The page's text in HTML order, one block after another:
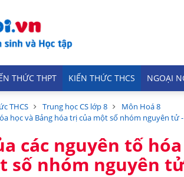
THỨC THPT KIẾN THỨC THCS NGOẠI
THCS Trung học CS lớp 8
Môn Hoá 8
học và Bảng hóa trị của một số nhóm nguyên tử
các nguyên tố
số nhóm nguyên